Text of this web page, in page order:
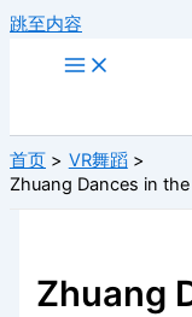
跳至内容
首页
VR舞蹈
Zhuang Dances in
Zhuang